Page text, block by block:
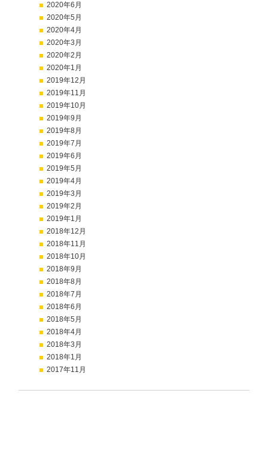
2020年6月
2020年5月
2020年4月
2020年3月
2020年2月
2020年1月
2019年12月
2019年11月
2019年10月
2019年9月
2019年8月
2019年7月
2019年6月
2019年5月
2019年4月
2019年3月
2019年2月
2019年1月
2018年12月
2018年11月
2018年10月
2018年9月
2018年8月
2018年7月
2018年6月
2018年5月
2018年4月
2018年3月
2018年1月
2017年11月